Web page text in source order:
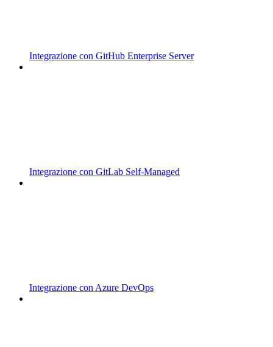
Integrazione con GitHub Enterprise Server
Integrazione con GitLab Self-Managed
Integrazione con Azure DevOps